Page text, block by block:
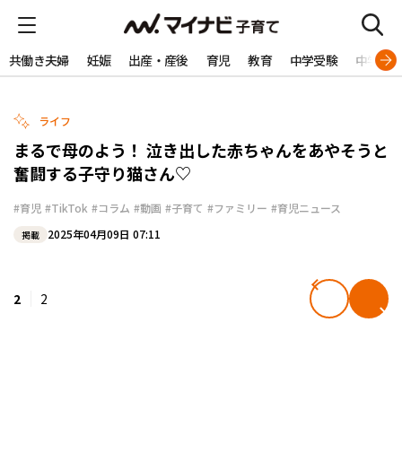
共働き夫婦 妊娠 出産・産後 育児 教育 中学受験 中学生
ライフ
まるで母のよう！ 泣き出した赤ちゃんをあやそうと
奮闘する子守り猫さん♡
#育児 #TikTok #コラム #動画 #子育て #ファミリー #育児ニュース
掲載 2025年04月09日 07:11
2 2